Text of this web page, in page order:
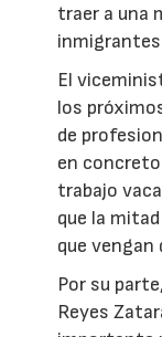
traer a una
inmigrantes
El
los
de
en
trabajo
que la
que vengan
Por su
Reyes